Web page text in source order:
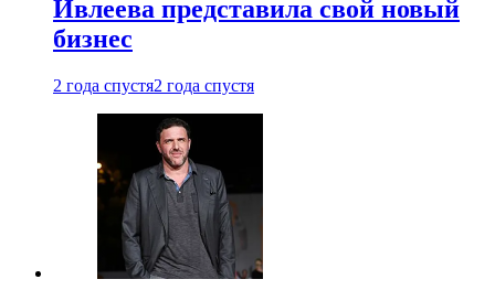
Ивлеева представила свой новый
бизнес
2 года спустя2 года спустя